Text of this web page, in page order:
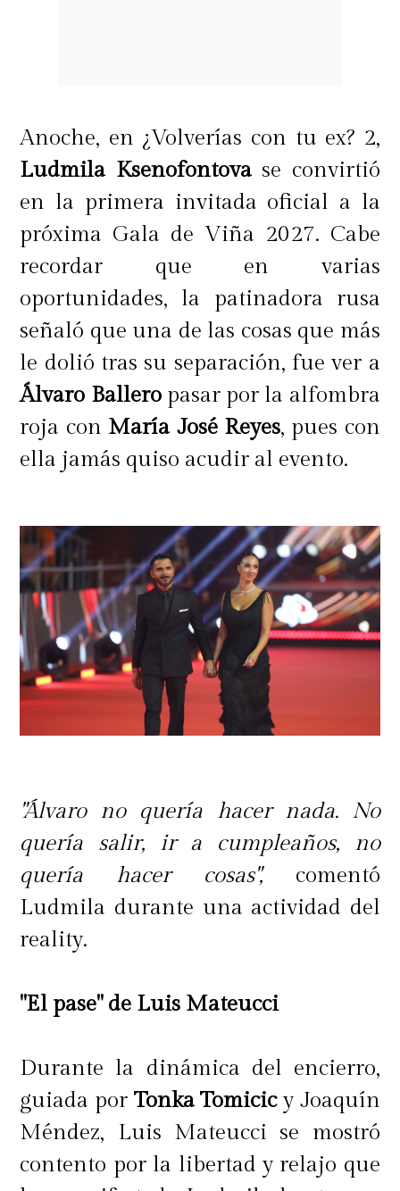
Anoche, en ¿Volverías con tu ex? 2,
Ludmila Ksenofontovase convirtió
en la primera invitada oficial a la
próxima Gala de Viña 2027. Cabe
recordar que en varias
oportunidades, la patinadora rusa
señaló que una de las cosas que más
le dolió tras su separación, fue ver a
Álvaro Balleropasar por la alfombra
roja con María José Reyes, pues con
ella jamás quiso acudir al evento.
"Álvaro no quería hacer nada. No
quería salir, ir a cumpleaños, no
quería hacer cosas",comentó
Ludmila durante una actividad del
reality.
"El pase" de Luis Mateucci
Durante la dinámica del encierro,
guiada por Tonka Tomicicy Joaquín
Méndez, Luis Mateucci se mostró
contento por la libertad y relajo que